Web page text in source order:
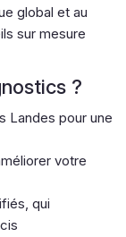
global et au
sur mesure
?
Landes pour une
votre
qui